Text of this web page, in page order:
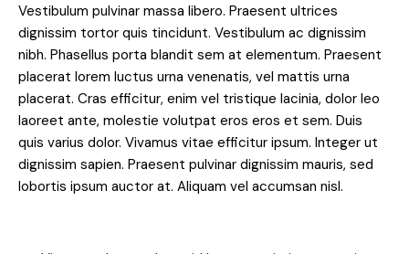
Vestibulum pulvinar massa libero. Praesent ultrices
dignissim tortor quis tincidunt. Vestibulum ac dignissim
nibh. Phasellus porta blandit sem at elementum. Praesent
placerat lorem luctus urna venenatis, vel mattis urna
placerat. Cras efficitur, enim vel tristique lacinia, dolor leo
laoreet ante, molestie volutpat eros eros et sem. Duis
quis varius dolor. Vivamus vitae efficitur ipsum. Integer ut
dignissim sapien. Praesent pulvinar dignissim mauris, sed
lobortis ipsum auctor at. Aliquam vel accumsan nisl.